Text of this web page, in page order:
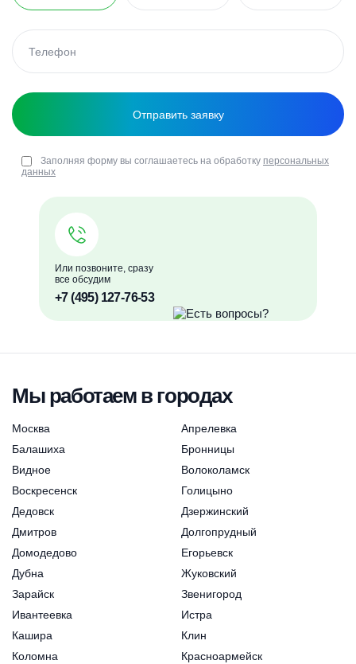
Или позвоните, сразу
все обсудим
+7 (495) 127-76-53
Заполняя форму вы соглашаетесь на обработку персональных
данных
Мы работаем в городах
Москва
Апрелевка
Балашиха
Бронницы
Видное
Волоколамск
Воскресенск
Голицыно
Дедовск
Дзержинский
Дмитров
Долгопрудный
Домодедово
Егорьевск
Дубна
Жуковский
Зарайск
Звенигород
Ивантеевка
Истра
Кашира
Клин
Коломна
Красноармейск